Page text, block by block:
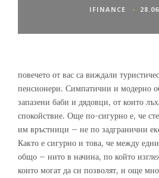
IFINANCE
повечето от вас са виждали
пенсионери. Симпатични и модерно
запазени баби и дядовци, от които
спокойствие. Още по-сигурно е, че
им връстници – не по задгранични
Както е сигурно и това, че между
общо – нито в начина, по който
които могат да си позволят, и още